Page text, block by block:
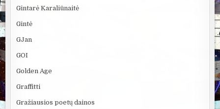
Gintarė Karaliūnaitė
Gintė
GJan
GOI
Golden Age
Graffitti
Gražiausios poetų dainos